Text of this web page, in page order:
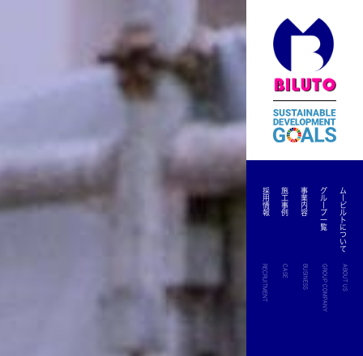
採用情報 施工事例 事業内容 グループ一覧 ムービルトについて
RECRUITMENT CASE BUSINESS GROUP COMPANY ABOUT US